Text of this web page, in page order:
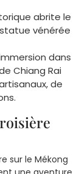
abrite le
vénérée
dans
Chiang Rai
de
sur le Mékong